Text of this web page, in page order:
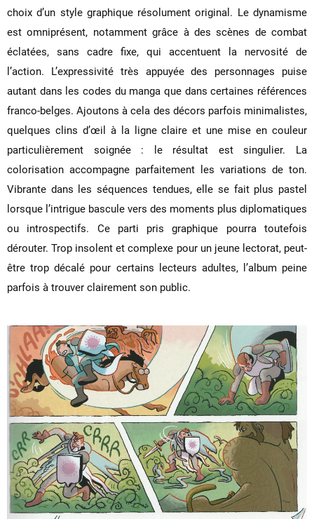
choix d’un style graphique résolument original. Le dynamisme
est omniprésent, notamment grâce à des scènes de combat
éclatées, sans cadre fixe, qui accentuent la nervosité de
l’action. L’expressivité très appuyée des personnages puise
autant dans les codes du manga que dans certaines références
franco-belges. Ajoutons à cela des décors parfois minimalistes,
quelques clins d’œil à la ligne claire et une mise en couleur
particulièrement soignée : le résultat est singulier. La
colorisation accompagne parfaitement les variations de ton.
Vibrante dans les séquences tendues, elle se fait plus pastel
lorsque l’intrigue bascule vers des moments plus diplomatiques
ou introspectifs. Ce parti pris graphique pourra toutefois
dérouter. Trop insolent et complexe pour un jeune lectorat, peut-
être trop décalé pour certains lecteurs adultes, l’album peine
parfois à trouver clairement son public.